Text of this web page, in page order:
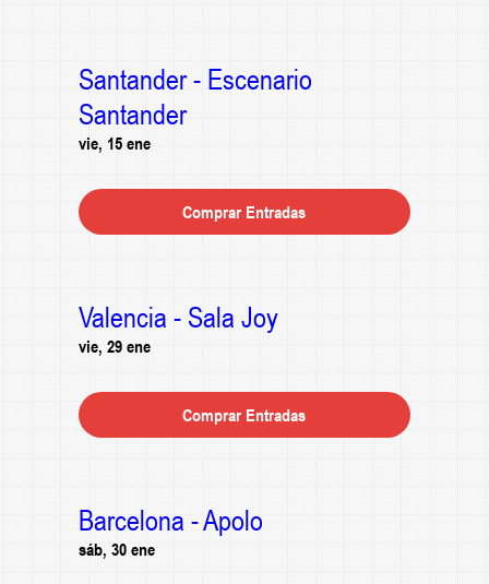
Santander - Escenario
Santander
vie, 15 ene
Comprar Entradas
Valencia - Sala Joy
vie, 29 ene
Comprar Entradas
Barcelona - Apolo
sáb, 30 ene